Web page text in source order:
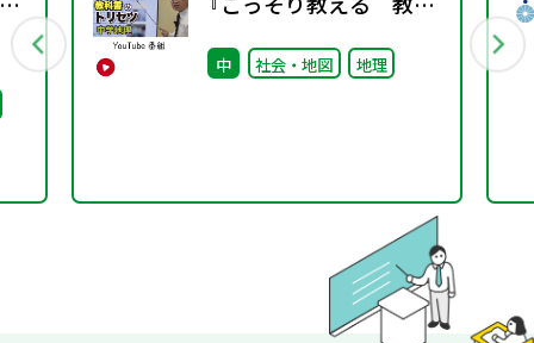
書のトリセツ』好評配信
中！
中 社会・地図 地理